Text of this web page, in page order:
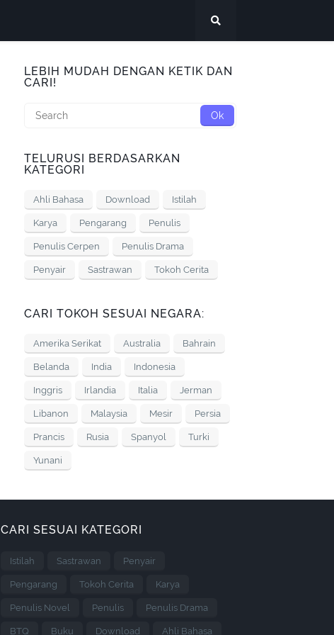
LEBIH MUDAH DENGAN KETIK DAN
CARI!
TELURUSI BERDASARKAN
KATEGORI
Ahli Bahasa Download Istilah
Karya Pengarang Penulis
Penulis Cerpen Penulis Drama
Penyair Sastrawan Tokoh Cerita
CARI TOKOH SESUAI NEGARA:
Amerika Serikat Australia Bahrain
Belanda India Indonesia
Inggris Irlandia Italia Jerman
Libanon Malaysia Mesir Persia
Prancis Rusia Spanyol Turki
Yunani
CARI SESUAI KATEGORI
Istilah Sastrawan Penyair
Pengarang Tokoh Cerita Karya
Penulis Novel Penulis Penulis Drama
BTQ Buku Download Ahli Bahasa